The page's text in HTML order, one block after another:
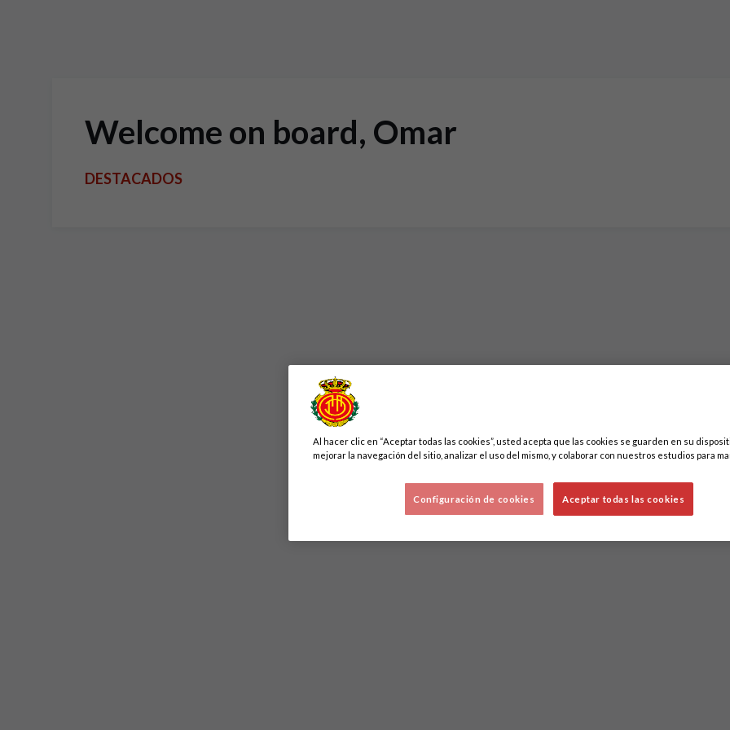
Welcome on board, Omar
DESTACADOS
Al hacer clic en “Aceptar todas las cookies”, usted acepta que las cookies se guarden en su
mejorar la navegación del sitio, analizar el uso del mismo, y colaborar con nuestros estudios para
Aceptar todas las cookies
Configuración de cookies